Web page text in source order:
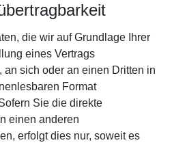
die wir auf Grundlage Ihrer
eines Vertrags
an sich oder an einen Dritten in
Format
Sie die direkte
einen anderen
erfolgt dies nur, soweit es